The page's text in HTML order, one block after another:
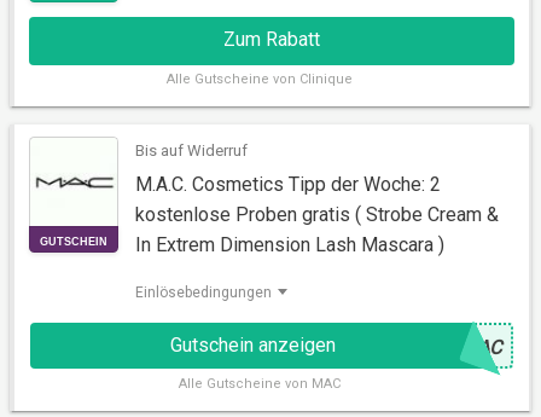
Zum Rabatt
Alle Gutscheine von Clinique
Bis auf Widerruf
M.A.C. Cosmetics Tipp der Woche: 2
kostenlose Proben gratis ( Strobe Cream &
In Extrem Dimension Lash Mascara )
Einlösebedingungen
Gutschein anzeigen MAC
Alle Gutscheine von MAC